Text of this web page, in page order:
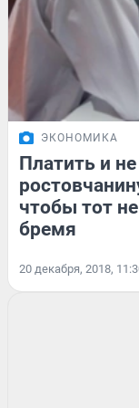
ЭКОНОМИКА
Платить и
чтобы тот
бремя
20 декабря, 2018,